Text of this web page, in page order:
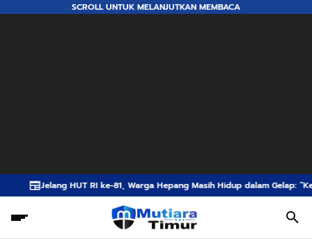
SCROLL UNTUK MELANJUTKAN MEMBACA
81, Warga Hepang Masih Hidup dalam Gelap: “Kemerdekaan Belum